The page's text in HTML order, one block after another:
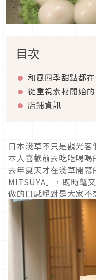
目次
和風四季甜點都
從重視素材開始
店鋪資訊
日本淺草不只是觀光
本人喜歡前去吃吃喝
去年夏天才在淺草開
MITSUYA」，既時髦
做的口感絕對是大家不